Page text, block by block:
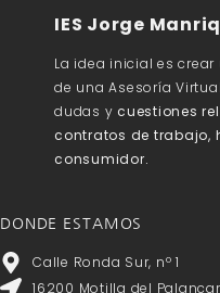
IES Jorge
La idea inicial es
de una Asesoría
dudas y cuestiones
contratos de trabajo,
consumidor.
DONDE ESTAMOS
Calle Ronda Sur, nº 1
16200 Motilla del Palancar